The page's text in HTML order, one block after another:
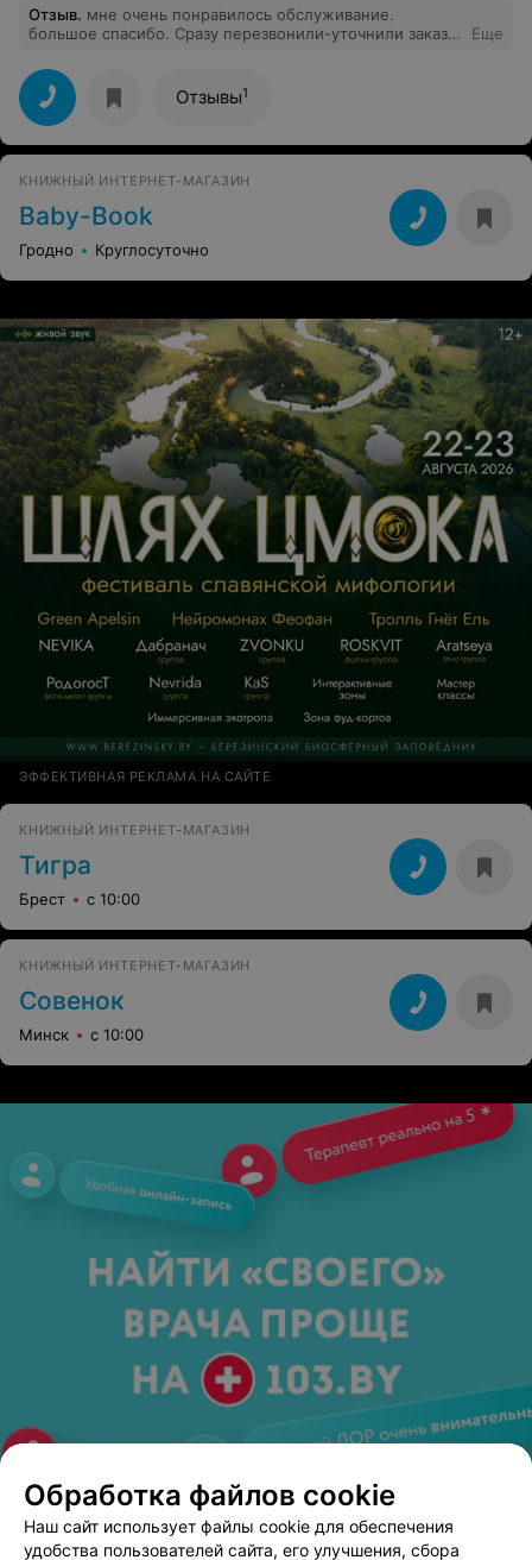
Отзыв. мне очень понравилось обслуживание.
большое спасибо. Сразу перезвонили-уточнили заказ.
пересылкой получилась дешевле, чем в большом
известном книжном интернет-магазине только книги.
Еще
Отзывы1
КНИЖНЫЙ ИНТЕРНЕТ-МАГАЗИН
Baby-Book
Гродно Круглосуточно
ЭФФЕКТИВНАЯ РЕКЛАМА НА САЙТЕ
КНИЖНЫЙ ИНТЕРНЕТ-МАГАЗИН
Тигра
Брест с 10:00
КНИЖНЫЙ ИНТЕРНЕТ-МАГАЗИН
Совенок
Минск с 10:00
Обработка файлов cookie
Наш сайт использует файлы cookie для обеспечения
удобства пользователей сайта, его улучшения, сбора